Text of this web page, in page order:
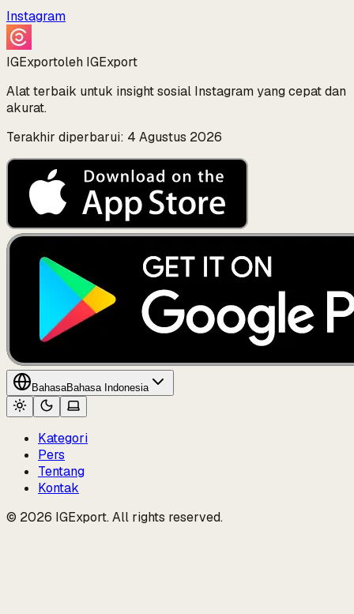
Instagram
IGExportoleh IGExport
Alat terbaik untuk insight sosial Instagram yang cepat dan
akurat.
Terakhir diperbarui: 4 Agustus 2026
BahasaBahasa Indonesia
Kategori
Pers
Tentang
Kontak
© 2026 IGExport. All rights reserved.